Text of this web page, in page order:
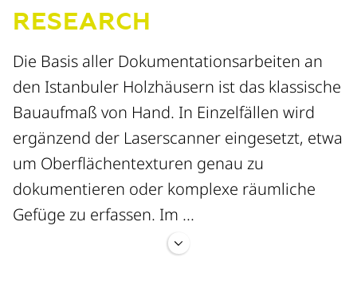
RESEARCH
Die Basis aller Dokumentationsarbeiten an
den Istanbuler Holzhäusern ist das klassische
Bauaufmaß von Hand. In Einzelfällen wird
ergänzend der Laserscanner eingesetzt, etwa
um Oberflächentexturen genau zu
dokumentieren oder komplexe räumliche
Gefüge zu erfassen. Im ...